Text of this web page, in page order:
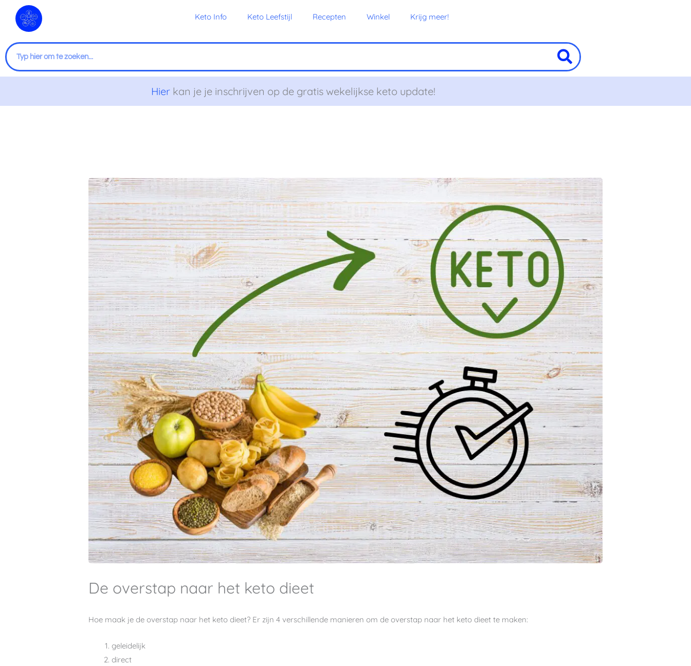
naar
inhoud
Keto Info Keto Leefstijl Recepten Winkel Krijg meer!
Zoeken
Hierkan je je inschrijven op de gratis wekelijkse keto update!
De overstap naar het keto dieet
Hoe maak je de overstap naar het keto dieet? Er zijn 4 verschillende manieren om de overstap naar het keto dieet te maken:
geleidelijk
direct